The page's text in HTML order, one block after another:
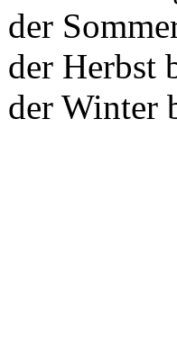
der
der Herbst
der Winter